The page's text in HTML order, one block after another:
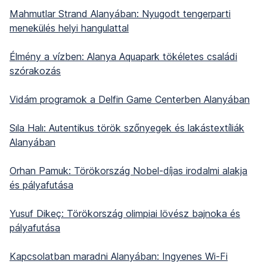
Mahmutlar Strand Alanyában: Nyugodt tengerparti
menekülés helyi hangulattal
Élmény a vízben: Alanya Aquapark tökéletes családi
szórakozás
Vidám programok a Delfin Game Centerben Alanyában
Sıla Halı: Autentikus török szőnyegek és lakástextíliák
Alanyában
Orhan Pamuk: Törökország Nobel-díjas irodalmi alakja
és pályafutása
Yusuf Dikeç: Törökország olimpiai lövész bajnoka és
pályafutása
Kapcsolatban maradni Alanyában: Ingyenes Wi-Fi